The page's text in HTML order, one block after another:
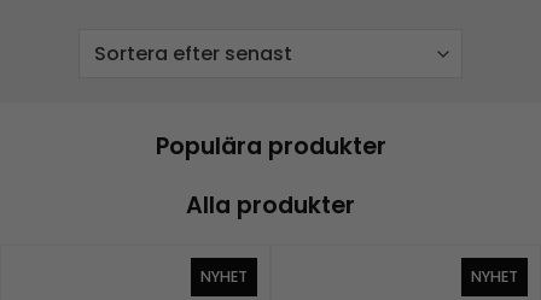
Populära produkter
Alla produkter
NYHET NYHET